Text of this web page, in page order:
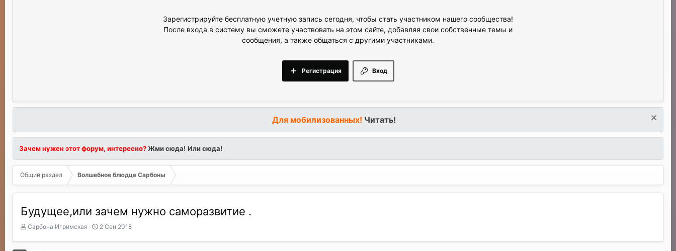
Зарегистрируйте бесплатную учетную запись сегодня, чтобы стать участником нашего сообщества!
После входа в систему вы сможете участвовать на этом сайте, добавляя свои собственные темы и
сообщения, а также общаться с другими участниками.
Вход
Регистрация
Для мобилизованных! Читать!
Зачем нужен этот форум, интересно?Жми сюда! Или сюда!
Общий раздел Волшебное блюдце Сарбоны
Будущее,или зачем нужно саморазвитие .
А
т
Сарбона Игримская
Д
т
2 Сен 2018